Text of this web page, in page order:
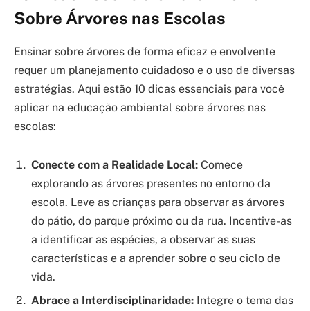
Sobre Árvores nas Escolas
Ensinar sobre árvores de forma eficaz e envolvente
requer um planejamento cuidadoso e o uso de diversas
estratégias. Aqui estão 10 dicas essenciais para você
aplicar na educação ambiental sobre árvores nas
escolas:
Conecte com a Realidade Local: Comece
explorando as árvores presentes no entorno da
escola. Leve as crianças para observar as árvores
do pátio, do parque próximo ou da rua. Incentive-as
a identificar as espécies, a observar as suas
características e a aprender sobre o seu ciclo de
vida.
Abrace a Interdisciplinaridade: Integre o tema das